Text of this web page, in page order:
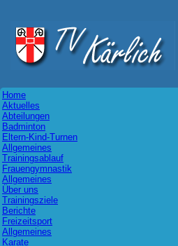
Home
Aktuelles
Abteilungen
Badminton
Eltern-Kind-Turnen
Allgemeines
Trainingsablauf
Frauengymnastik
Allgemeines
Über uns
Trainingsziele
Berichte
Freizeitsport
Allgemeines
Karate